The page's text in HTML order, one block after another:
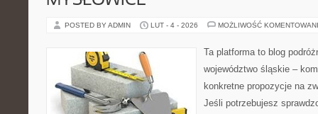
POSTED BY ADMIN LUT - 4 - 2026 MOŻLIWOŚĆ
Ta platforma to blog
województwo śląskie –
konkretne propozycje na
Jeśli potrzebujesz